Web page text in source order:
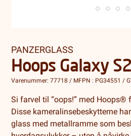
PANZERGLASS
Hoops Galaxy
Varenummer: 77718 / MFPN : PG34551 /
Si farvel til “oops!” med Hoops®
Disse kameralinsebeskytterne
glass med metallramme som